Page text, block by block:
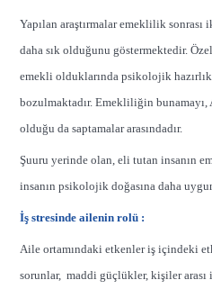
Yapılan araştırmalar emeklilik
daha sık olduğunu göstermektedir.
emekli olduklarında psikolojik
bozulmaktadır. Emekliliğin
olduğu da saptamalar arasındadır.
Şuuru yerinde olan, eli tutan insanın
insanın psikolojik doğasına daha
İş stresinde ailenin rolü :
Aile ortamındaki etkenler iş içindeki
sorunlar, maddi güçlükler, kişiler